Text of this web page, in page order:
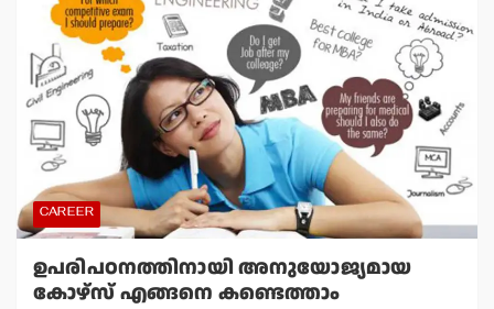
CAREER
ഉപരിപഠനത്തിനായി അനുയോജ്യമായ
കോഴ്സ് എങ്ങനെ കണ്ടെത്താം